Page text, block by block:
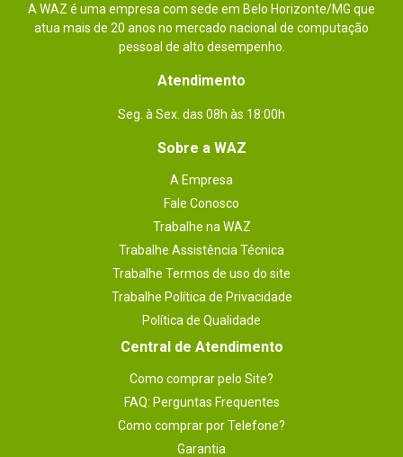
A WAZ é uma empresa com sede em Belo Horizonte/MG que
atua mais de 20 anos no mercado nacional de computação
pessoal de alto desempenho.
Atendimento
Seg. à Sex. das 08h às 18:00h
Sobre a WAZ
A Empresa
Fale Conosco
Trabalhe na WAZ
Trabalhe Assistência Técnica
Trabalhe Termos de uso do site
Trabalhe Política de Privacidade
Política de Qualidade
Central de Atendimento
Como comprar pelo Site?
FAQ: Perguntas Frequentes
Como comprar por Telefone?
Garantia